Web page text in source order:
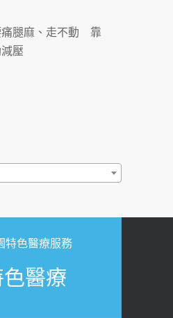
癌逝！食道癌為何奪命
／10捐血公益活動 邀
瘡?醫談瘍瘍瘻管與肛
眾可做1事
痛腿麻、走不動 靠
壓
恐罹癌? 醫師釋
按脖子！ 1招「伸
特色醫療服務
色醫療